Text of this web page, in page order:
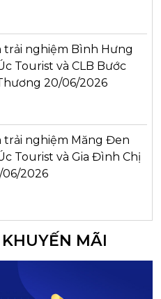
nghiệm Bình Hưng
Tourist và CLB Bước
20/06/2026
nghiệm Măng Đen
Tourist và Gia Đình Chị
06/2026
MÃI